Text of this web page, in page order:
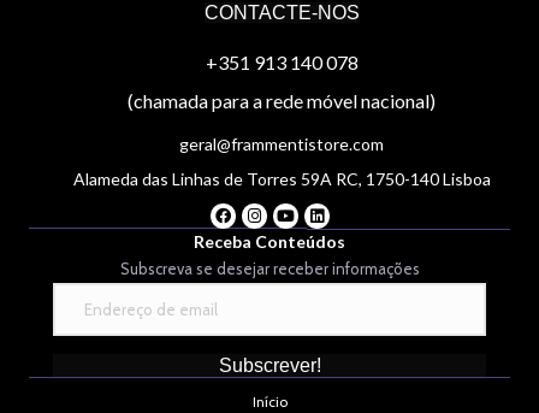
CONTACTE-NOS
+351 913 140 078
(chamada para a rede móvel nacional)
geral@frammentistore.com
Alameda das Linhas de Torres 59A RC, 1750-140 Lisboa
Receba Conteúdos
Subscreva se desejar receber informações
Subscrever!
Início